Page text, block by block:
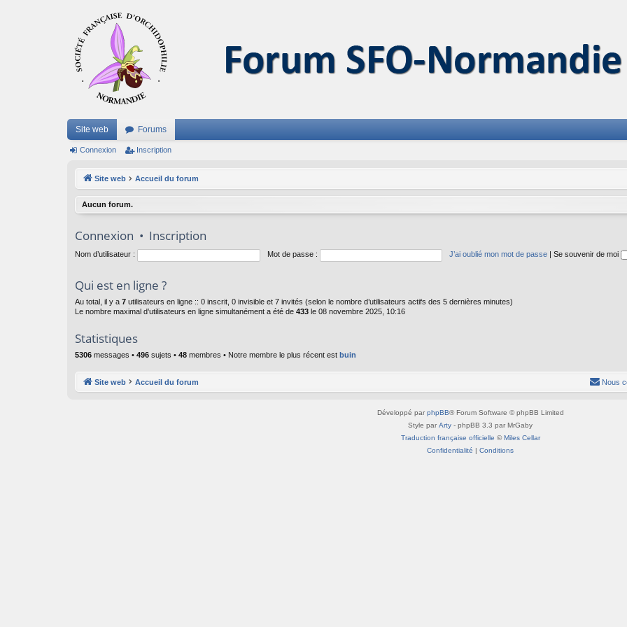
Site web Forums
Connexion Inscription
Site web Accueil du forum
Aucun forum.
Connexion • Inscription
Nom d’utilisateur : Mot de passe : J’ai oublié mon mot de passe Se souvenir de moi
Qui est en ligne ?
Au total, il y a 7 utilisateurs en ligne :: 0 inscrit, 0 invisible et 7 invités (selon le nombre d’utilisateurs actifs des 5 dernières minutes)
Le nombre maximal d’utilisateurs en ligne simultanément a été de 433 le 08 novembre 2025, 10:16
Statistiques
5306 messages • 496 sujets • 48 membres • Notre membre le plus récent est buin
Site web Accueil du forum Nous
Développé par phpBB® Forum Software © phpBB Limited
Style par Arty - phpBB 3.3 par MrGaby
Traduction française officielle ©Miles Cellar
Confidentialité | Conditions